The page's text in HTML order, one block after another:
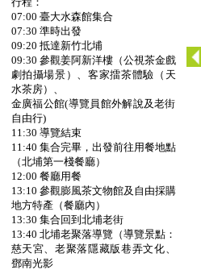
07:00 臺大水森館集合
07:30 準時出發
09:20 抵達新竹北埔
09:30 參觀姜阿新洋樓（公視茶金戲
劇拍攝場景）、客家擂茶體驗（天
水茶房）、
金廣福公館(導覽員館外解說及老街
自由行)
11:30 導覽結束
11:40 集合完畢，出發前往用餐地點
（北埔第一棧餐廳）
12:00 餐廳用餐
13:10 參觀膨風茶文物館及自由採購
地方特產（餐廳內）
13:30 集合回到北埔老街
13:40 北埔老聚落導覽（導覽景點：
慈天宮、老聚落隱藏版巷弄文化、
鄧南光影